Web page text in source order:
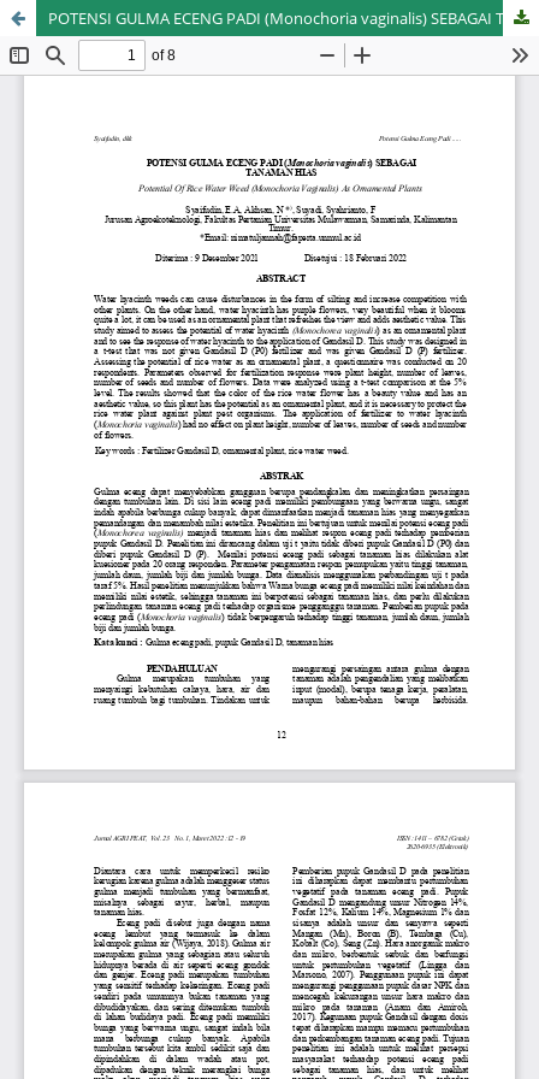
POTENSI GULMA ECENG PADI (Monochoria vaginalis) SEBAGAI TANAMAN HIAS